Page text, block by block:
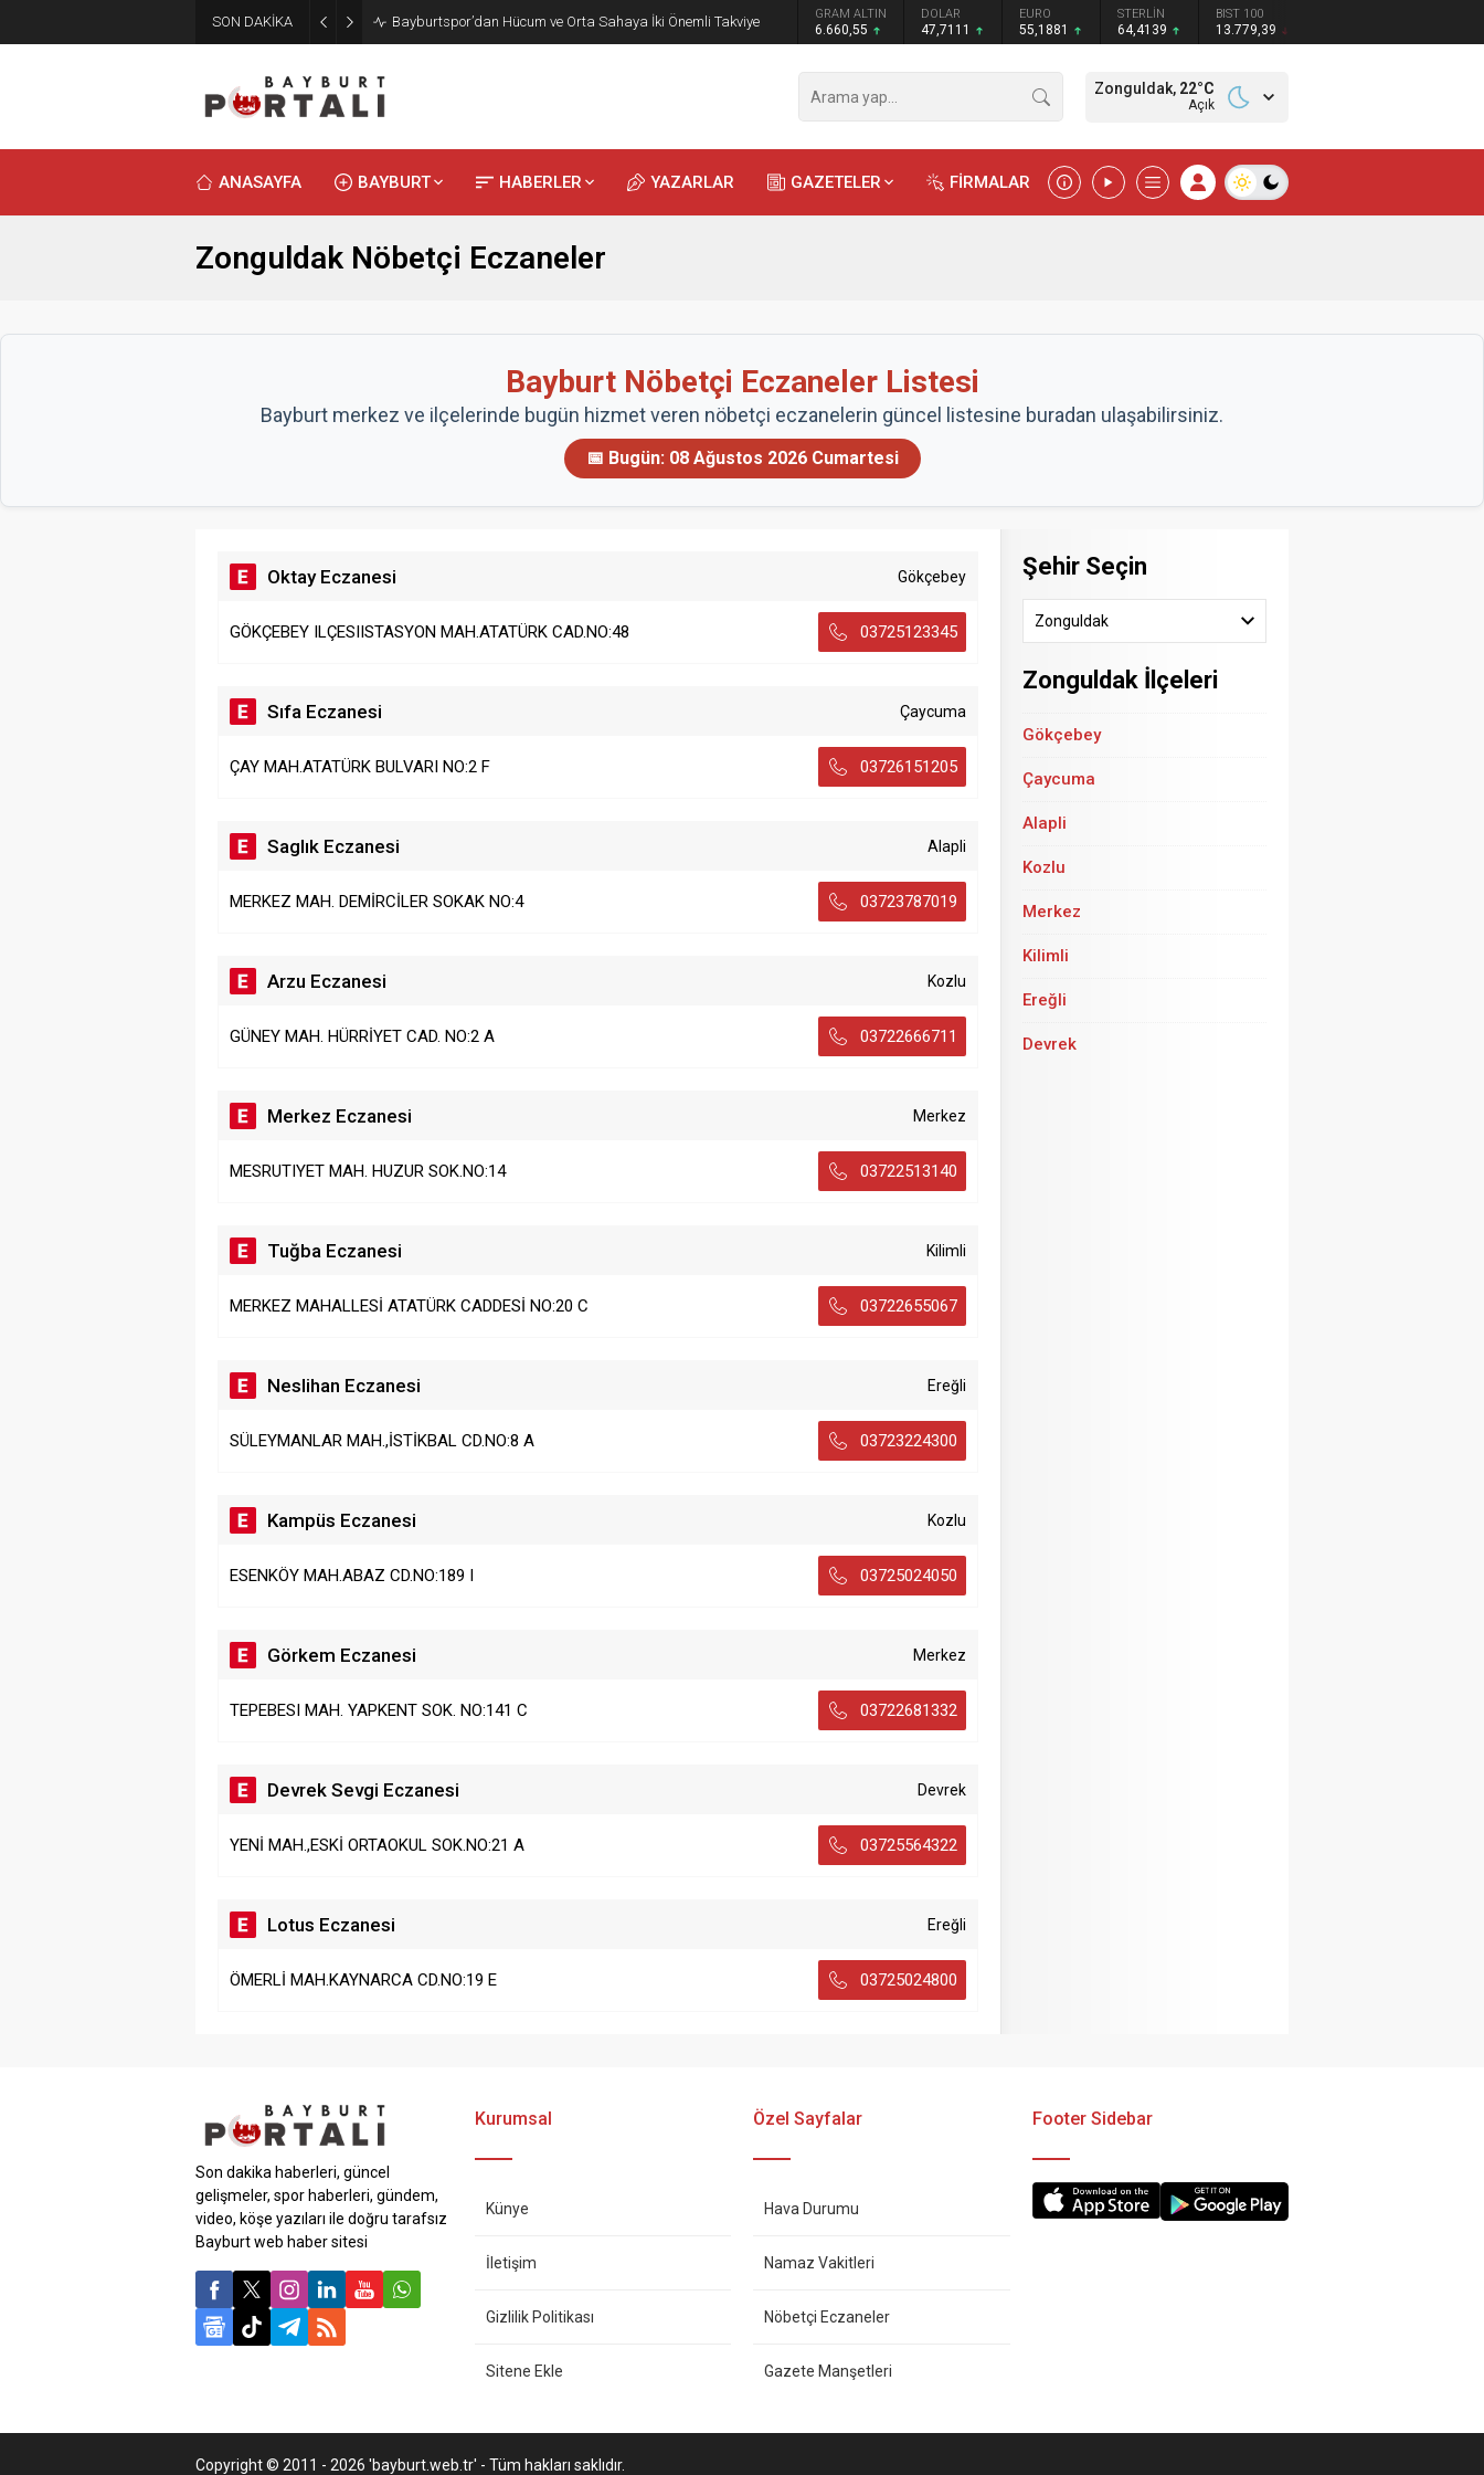
SON DAKİKA Bayburtspor’dan Hücum ve Orta Sahaya İki Önemli Takviye GRAM ALTIN
6.660,55
DOLAR
47,7111
EURO
55,1881
STERLİN
64,4139
BIST 100
13.779,39
Zonguldak, 22°C
Açık
ANASAYFA BAYBURT HABERLER YAZARLAR GAZETELER FİRMALAR
Zonguldak Nöbetçi Eczaneler
Bayburt Nöbetçi Eczaneler Listesi
Bayburt merkez ve ilçelerinde bugün hizmet veren nöbetçi eczanelerin güncel listesine buradan ulaşabilirsiniz.
📅 Bugün: 08 Ağustos 2026 Cumartesi
Oktay Eczanesi Gökçebey
GÖKÇEBEY ILÇESIISTASYON MAH.ATATÜRK CAD.NO:48 03725123345
Sıfa Eczanesi Çaycuma
ÇAY MAH.ATATÜRK BULVARI NO:2 F 03726151205
Saglık Eczanesi Alapli
MERKEZ MAH. DEMİRCİLER SOKAK NO:4 03723787019
Arzu Eczanesi Kozlu
GÜNEY MAH. HÜRRİYET CAD. NO:2 A 03722666711
Merkez Eczanesi Merkez
MESRUTIYET MAH. HUZUR SOK.NO:14 03722513140
Tuğba Eczanesi Kilimli
MERKEZ MAHALLESİ ATATÜRK CADDESİ NO:20 C 03722655067
Neslihan Eczanesi Ereğli
SÜLEYMANLAR MAH.,İSTİKBAL CD.NO:8 A 03723224300
Kampüs Eczanesi Kozlu
ESENKÖY MAH.ABAZ CD.NO:189 I 03725024050
Görkem Eczanesi Merkez
TEPEBESI MAH. YAPKENT SOK. NO:141 C 03722681332
Devrek Sevgi Eczanesi Devrek
YENİ MAH.,ESKİ ORTAOKUL SOK.NO:21 A 03725564322
Lotus Eczanesi Ereğli
ÖMERLİ MAH.KAYNARCA CD.NO:19 E 03725024800
Şehir Seçin
Zonguldak
Zonguldak İlçeleri
Gökçebey
Çaycuma
Alapli
Kozlu
Merkez
Kilimli
Ereğli
Devrek
Son dakika haberleri, güncel
gelişmeler, spor haberleri, gündem,
video, köşe yazıları ile doğru tarafsız
Bayburt web haber sitesi
Kurumsal
Künye
İletişim
Gizlilik Politikası
Sitene Ekle
Özel Sayfalar
Hava Durumu
Namaz Vakitleri
Nöbetçi Eczaneler
Gazete Manşetleri
Footer Sidebar
Copyright © 2011 - 2026 'bayburt.web.tr' - Tüm hakları saklıdır.